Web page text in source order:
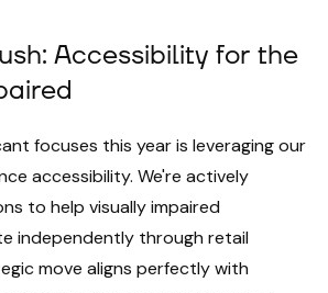
Accessibility for the
focuses this year is leveraging our
accessibility. We're actively
to help visually impaired
independently through retail
move aligns perfectly with